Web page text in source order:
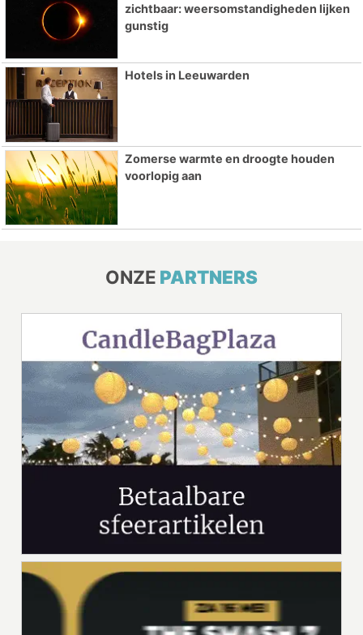
zichtbaar: weersomstandigheden lijken
gunstig
Hotels in Leeuwarden
Zomerse warmte en droogte houden
voorlopig aan
ONZE PARTNERS